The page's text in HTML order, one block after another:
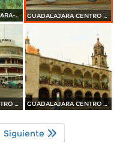
CAMINO GUADALAJARA---PUERTO VALLARTA 2014 GUADALAJARA CENTRO HISTORICO 2014
GUADALAJARA CENTRO HISTORICO 2014 GUADALAJARA CENTRO HISTORICO 2014
Siguiente